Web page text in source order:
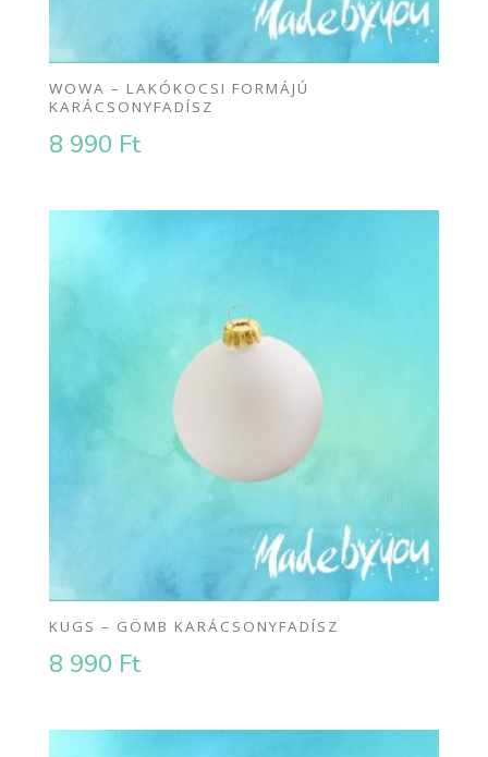
WOWA – LAKÓKOCSI FORMÁJÚ
KARÁCSONYFADÍSZ
8 990 Ft
KUGS – GÖMB KARÁCSONYFADÍSZ
8 990 Ft